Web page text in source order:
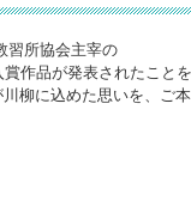
所協会主宰の
作品が発表されたこと
柳に込めた思いを、ご